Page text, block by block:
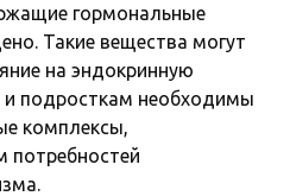
гормональные
Такие вещества могут
на эндокринную
и подросткам необходимы
комплексы,
потребностей